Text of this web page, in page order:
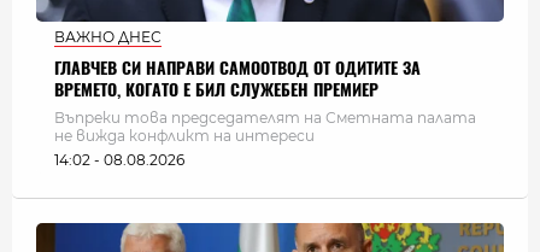
ВАЖНО ДНЕС
ГЛАВЧЕВ СИ НАПРАВИ САМООТВОД ОТ ОДИТИТЕ ЗА
ВРЕМЕТО, КОГАТО Е БИЛ СЛУЖЕБЕН ПРЕМИЕР
Въпреки това председателят на Сметната палата
не вижда конфликт на интереси
14:02 - 08.08.2026